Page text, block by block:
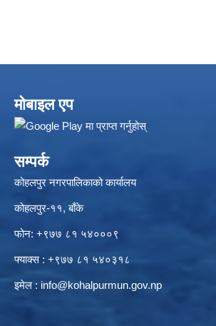
मोबाइल एप
सम्पर्क
कोहलपुर नगरपालिकाको कार्यालय
कोहलपुर-११, बाँके
फोन: +९७७ ८१ ५४०००९
फ्याक्स : +९७७ ८१ ५४०३१८
इमेल : info@kohalpurmun.gov.np